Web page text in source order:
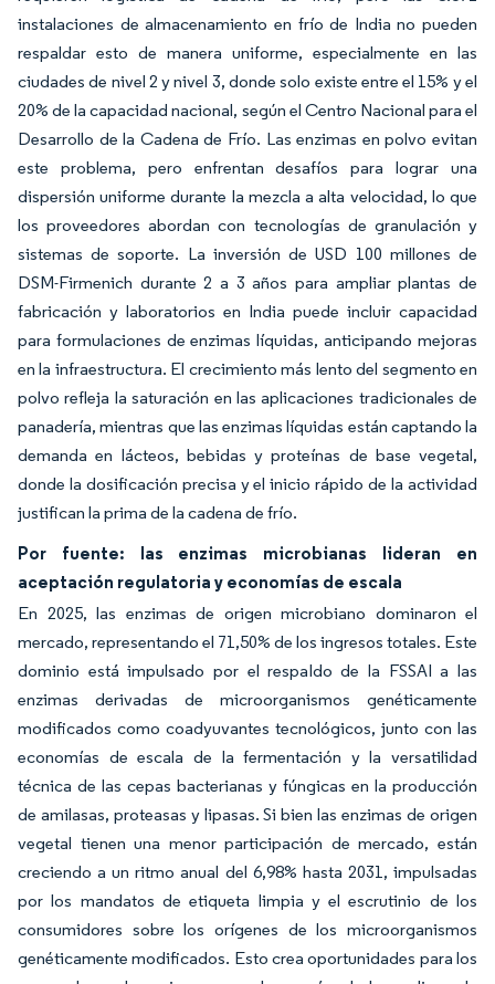
instalaciones de almacenamiento en frío de India no pueden
respaldar esto de manera uniforme, especialmente en las
ciudades de nivel 2 y nivel 3, donde solo existe entre el 15% y el
20% de la capacidad nacional, según el Centro Nacional para el
Desarrollo de la Cadena de Frío. Las enzimas en polvo evitan
este problema, pero enfrentan desafíos para lograr una
dispersión uniforme durante la mezcla a alta velocidad, lo que
los proveedores abordan con tecnologías de granulación y
sistemas de soporte. La inversión de USD 100 millones de
DSM-Firmenich durante 2 a 3 años para ampliar plantas de
fabricación y laboratorios en India puede incluir capacidad
para formulaciones de enzimas líquidas, anticipando mejoras
en la infraestructura. El crecimiento más lento del segmento en
polvo refleja la saturación en las aplicaciones tradicionales de
panadería, mientras que las enzimas líquidas están captando la
demanda en lácteos, bebidas y proteínas de base vegetal,
donde la dosificación precisa y el inicio rápido de la actividad
justifican la prima de la cadena de frío.
Por fuente: las enzimas microbianas lideran en
aceptación regulatoria y economías de escala
En 2025, las enzimas de origen microbiano dominaron el
mercado, representando el 71,50% de los ingresos totales. Este
dominio está impulsado por el respaldo de la FSSAI a las
enzimas derivadas de microorganismos genéticamente
modificados como coadyuvantes tecnológicos, junto con las
economías de escala de la fermentación y la versatilidad
técnica de las cepas bacterianas y fúngicas en la producción
de amilasas, proteasas y lipasas. Si bien las enzimas de origen
vegetal tienen una menor participación de mercado, están
creciendo a un ritmo anual del 6,98% hasta 2031, impulsadas
por los mandatos de etiqueta limpia y el escrutinio de los
consumidores sobre los orígenes de los microorganismos
genéticamente modificados. Esto crea oportunidades para los